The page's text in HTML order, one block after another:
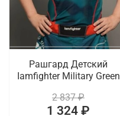
Рашгард Детский
Iamfighter Military Green
2 837 ₽
1 324 ₽